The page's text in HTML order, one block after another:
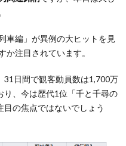
車編」が異例の大ヒットを見
注目されています。
31日間で観客動員数は1,700万
り、今は歴代1位「千と千尋の
の焦点ではないでしょう